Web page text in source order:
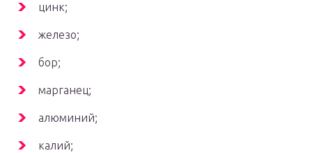
цинк;
железо;
бор;
марганец;
алюминий;
калий;